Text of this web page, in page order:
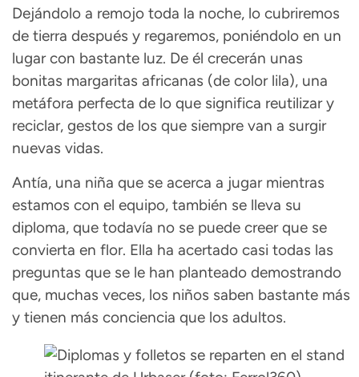
Dejándolo a remojo toda la noche, lo cubriremos
de tierra después y regaremos, poniéndolo en un
lugar con bastante luz. De él crecerán unas
bonitas margaritas africanas (de color lila), una
metáfora perfecta de lo que significa reutilizar y
reciclar, gestos de los que siempre van a surgir
nuevas vidas.
Antía, una niña que se acerca a jugar mientras
estamos con el equipo, también se lleva su
diploma, que todavía no se puede creer que se
convierta en flor. Ella ha acertado casi todas las
preguntas que se le han planteado demostrando
que, muchas veces, los niños saben bastante más
y tienen más conciencia que los adultos.